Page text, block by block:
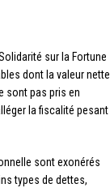
sur la Fortune
dont la valeur nette
sont pas pris en
la fiscalité pesant
sont exonérés
types de dettes,